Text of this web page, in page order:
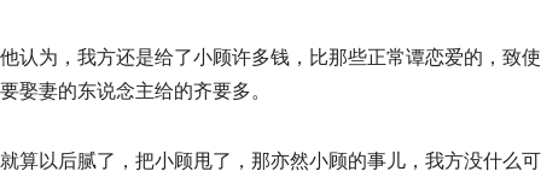
他认为，我方还是给了小顾许多钱，比那些正常谭恋爱的，致使
要娶妻的东说念主给的齐要多。
就算以后腻了，把小顾甩了，那亦然小顾的事儿，我方没什么可